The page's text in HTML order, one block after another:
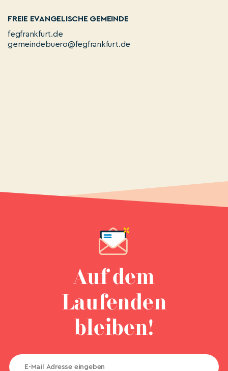
FREIE EVANGELISCHE GEMEINDE
fegfrankfurt.de
gemeindebuero@fegfrankfurt.de
Auf dem
Laufenden
bleiben!